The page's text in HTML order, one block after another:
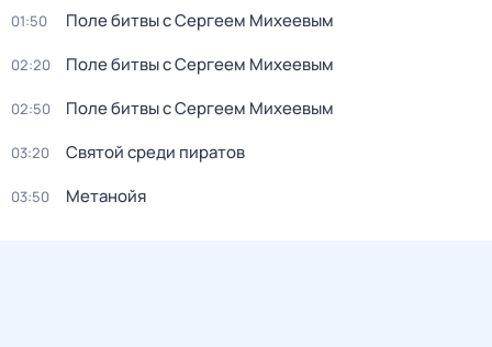
01:50 Поле битвы c Сергеем Mихеевым
02:20 Поле битвы c Сергеем Mихеевым
02:50 Поле битвы c Сергеем Mихеевым
03:20 Святой среди пиратов
03:50 Метанойя